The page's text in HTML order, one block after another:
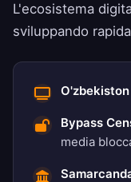
L'ecosistema
sviluppando
Bypass
media